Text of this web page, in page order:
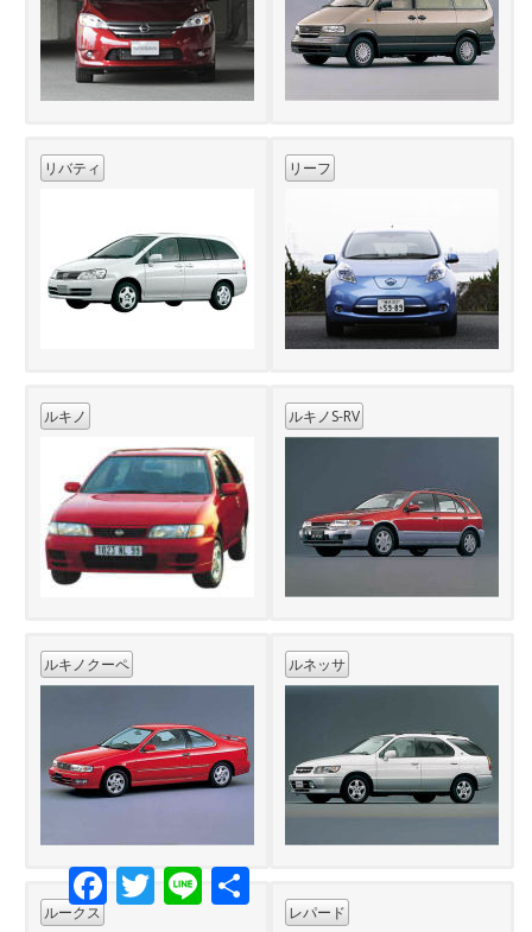
リバティ リーフ
ルキノ ルキノS-RV
ルキノクーペ ルネッサ
ルークス レパード
FacebookTwitterLine